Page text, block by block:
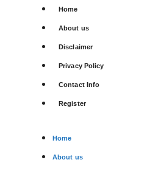
Home
About us
Disclaimer
Privacy Policy
Contact Info
Register
Home
About us